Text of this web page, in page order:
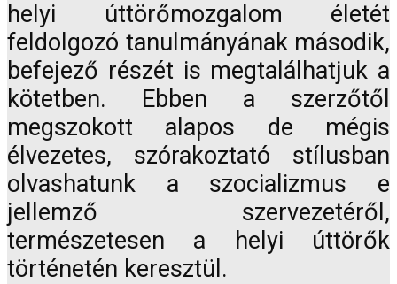
helyi úttörőmozgalom életét
feldolgozó tanulmányának második,
befejező részét is megtalálhatjuk a
kötetben. Ebben a szerzőtől
megszokott alapos de mégis
élvezetes, szórakoztató stílusban
olvashatunk a szocializmus e
jellemző szervezetéről,
természetesen a helyi úttörők
történetén keresztül.